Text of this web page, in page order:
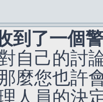
到了一個
自己的討
麼您也許
人員的決